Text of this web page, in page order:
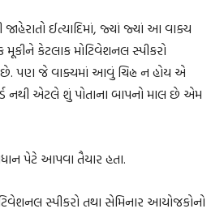
જાહેરાતો ઈત્યાદિમાં, જ્યાં જ્યાં આ વાક્ય
મૂકીને કેટલાક મોટિવેશનલ સ્પીકરો
છે. પણ જે વાક્યમાં આવું ચિહ્ન ન હોય એ
નથી એટલે શું પોતાના બાપનો માલ છે એમ
પેટે આપવા તૈયાર હતા.
સ્પીકરો તથા સેમિનાર આયોજકોનો